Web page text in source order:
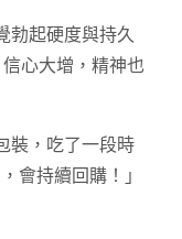
勃起硬度與持久
心大增，精神也
裝，吃了一段時
會持續回購！」